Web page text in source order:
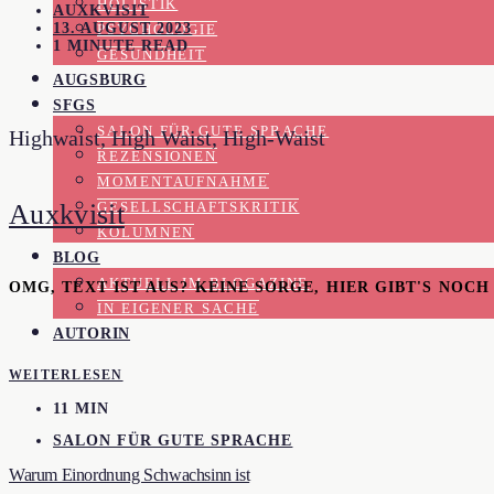
HOLISTIK
PSYCHOLOGIE
GESUNDHEIT
AUGSBURG
SFGS
SALON FÜR GUTE SPRACHE
REZENSIONEN
MOMENTAUFNAHME
GESELLSCHAFTSKRITIK
KOLUMNEN
BLOG
AKTUELL IM BLOGAZINE
IN EIGENER SACHE
AUTORIN
AUXKVISIT
13. AUGUST 2023
1 MINUTE READ
Highwaist, High Waist, High-Waist
Auxkvisit
OMG, TEXT IST AUS? KEINE SORGE, HIER GIBT'S
WEITERLESEN
11 MIN
SALON FÜR GUTE SPRACHE
Warum Einordnung Schwachsinn ist